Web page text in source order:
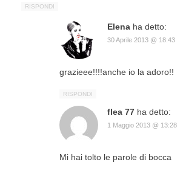
RISPONDI
Elena ha detto:
30 Aprile 2013 @ 18:43
grazieee!!!!anche io la adoro!!
RISPONDI
flea 77 ha detto:
1 Maggio 2013 @ 13:28
Mi hai tolto le parole di bocca